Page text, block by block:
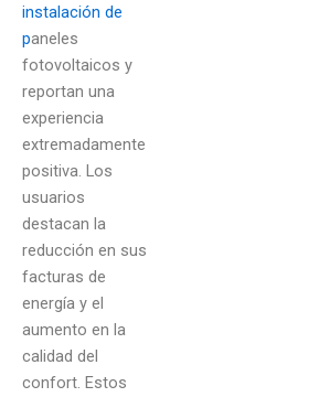
instalación de
paneles
fotovoltaicos y
reportan una
experiencia
extremadamente
positiva. Los
usuarios
destacan la
reducción en sus
facturas de
energía y el
aumento en la
calidad del
confort. Estos